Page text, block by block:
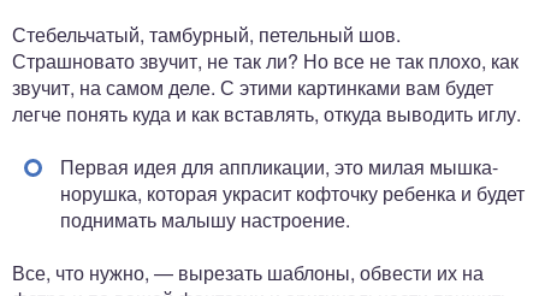
Стебельчатый, тамбурный, петельный шов.
Страшновато звучит, не так ли? Но все не так плохо, как
звучит, на самом деле. С этими картинками вам будет
легче понять куда и как вставлять, откуда выводить иглу.
Первая идея для аппликации, это милая мышка-
норушка, которая украсит кофточку ребенка и будет
поднимать малышу настроение.
Все, что нужно, — вырезать шаблоны, обвести их на